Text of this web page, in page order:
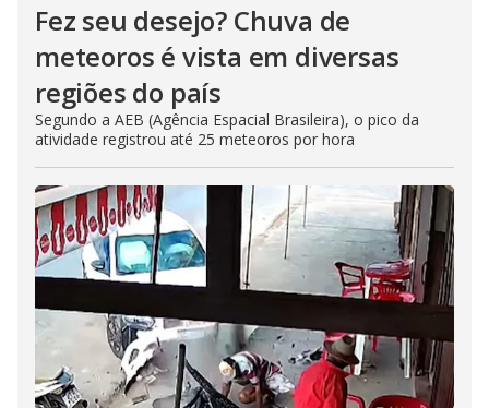
Fez seu desejo? Chuva de
meteoros é vista em diversas
regiões do país
Segundo a AEB (Agência Espacial Brasileira), o pico da
atividade registrou até 25 meteoros por hora